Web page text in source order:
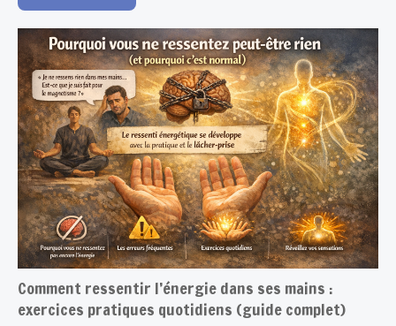
Comment ressentir l’énergie dans ses mains :
exercices pratiques quotidiens (guide complet)